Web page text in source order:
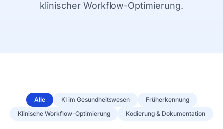
klinischer Workflow-Optimierung.
Alle KI im Gesundheitswesen
Früherkennung
Klinische Workflow-Optimierung
Kodierung & Dokumentation